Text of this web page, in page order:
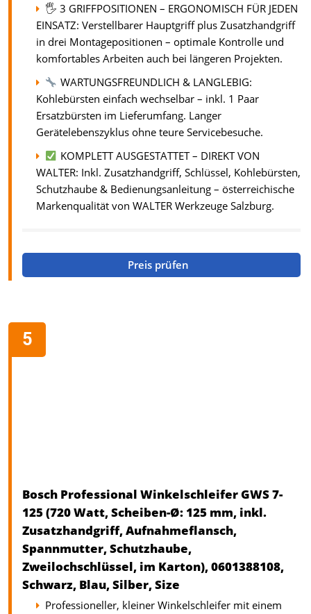
🖐️ 3 GRIFFPOSITIONEN – ERGONOMISCH FÜR JEDEN
EINSATZ: Verstellbarer Hauptgriff plus Zusatzhandgriff
in drei Montagepositionen – optimale Kontrolle und
komfortables Arbeiten auch bei längeren Projekten.
WARTUNGSFREUNDLICH & LANGLEBIG:
Kohlebürsten einfach wechselbar – inkl. 1 Paar
Ersatzbürsten im Lieferumfang. Langer
Gerätelebenszyklus ohne teure Servicebesuche.
KOMPLETT AUSGESTATTET – DIREKT VON
WALTER: Inkl. Zusatzhandgriff, Schlüssel, Kohlebürsten,
Schutzhaube & Bedienungsanleitung – österreichische
Markenqualität von WALTER Werkzeuge Salzburg.
Preis prüfen
Bosch Professional Winkelschleifer GWS 7-
125 (720 Watt, Scheiben-Ø: 125 mm, inkl.
Zusatzhandgriff, Aufnahmeflansch,
Spannmutter, Schutzhaube,
Zweilochschlüssel, im Karton), 0601388108,
Schwarz, Blau, Silber, Size
Professioneller, kleiner Winkelschleifer mit einem